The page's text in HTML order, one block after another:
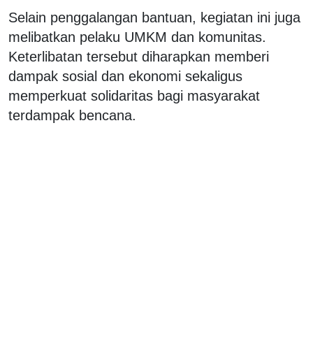
Selain penggalangan bantuan, kegiatan ini juga
melibatkan pelaku UMKM dan komunitas.
Keterlibatan tersebut diharapkan memberi
dampak sosial dan ekonomi sekaligus
memperkuat solidaritas bagi masyarakat
terdampak bencana.